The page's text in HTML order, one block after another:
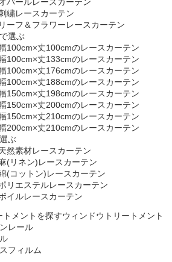
パールレースカーテン
繍レースカーテン
リーフ＆フラワーレースカーテン
選ぶ
100cm×丈100cmのレースカーテン
100cm×丈133cmのレースカーテン
100cm×丈176cmのレースカーテン
100cm×丈188cmのレースカーテン
150cm×丈198cmのレースカーテン
150cm×丈200cmのレースカーテン
150cm×丈210cmのレースカーテン
200cm×丈210cmのレースカーテン
ぶ
然素材レースカーテン
(リネン)レースカーテン
(コットン)レースカーテン
リエステルレースカーテン
イルレースカーテン
ウィンドウトリートメント
レール
フィルム